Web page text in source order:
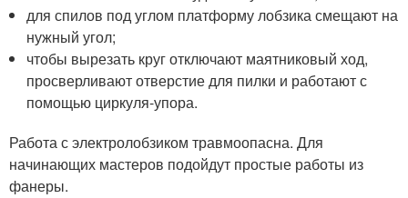
для спилов под углом платформу лобзика смещают на
нужный угол;
чтобы вырезать круг отключают маятниковый ход,
просверливают отверстие для пилки и работают с
помощью циркуля-упора.
Работа с электролобзиком травмоопасна. Для
начинающих мастеров подойдут простые работы из
фанеры.